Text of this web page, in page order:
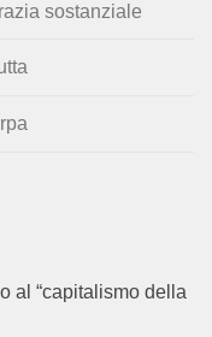
sostanziale
al “capitalismo della